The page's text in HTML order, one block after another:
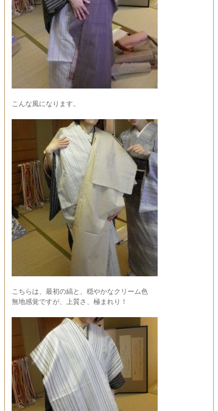
こんな風になります。
こちらは、最初の縞と、穏やかなクリーム色
無地感覚ですが、上質さ、極まれり！